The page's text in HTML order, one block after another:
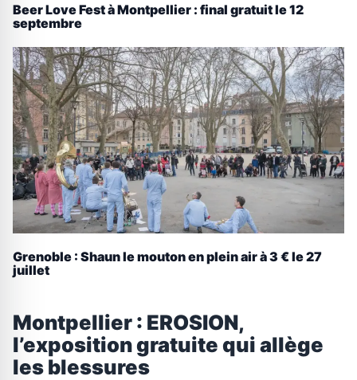
Beer Love Fest à Montpellier : final gratuit le 12
septembre
Grenoble : Shaun le mouton en plein air à 3 € le 27
juillet
Montpellier : EROSION,
l’exposition gratuite qui allège
les blessures